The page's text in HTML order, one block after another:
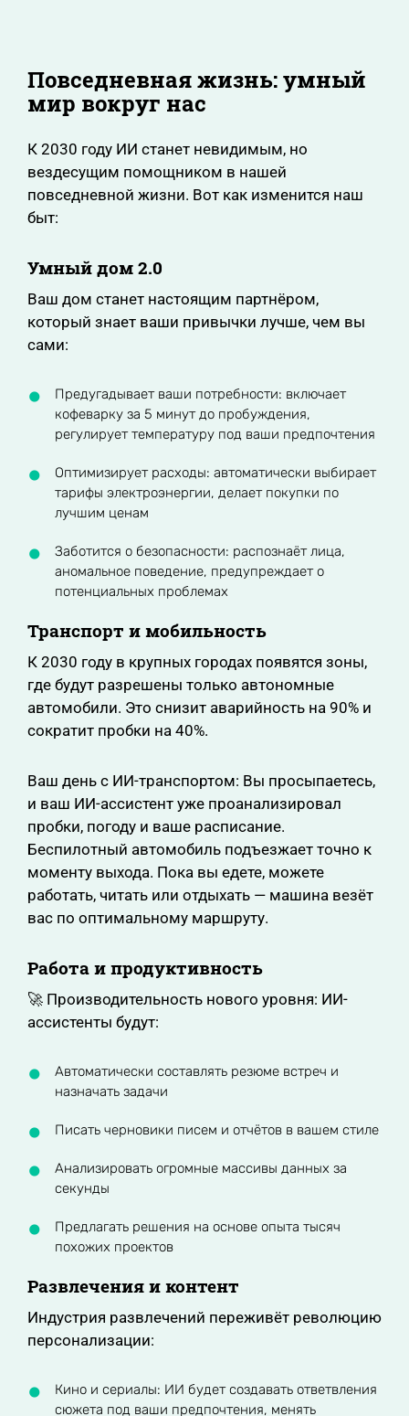
Повседневная жизнь: умный
мир вокруг нас
К 2030 году ИИ станет невидимым, но
вездесущим помощником в нашей
повседневной жизни. Вот как изменится наш
быт:
Умный дом 2.0
Ваш дом станет настоящим партнёром,
который знает ваши привычки лучше, чем вы
сами:
Предугадывает ваши потребности: включает
кофеварку за 5 минут до пробуждения,
регулирует температуру под ваши предпочтения
Оптимизирует расходы: автоматически выбирает
тарифы электроэнергии, делает покупки по
лучшим ценам
Заботится о безопасности: распознаёт лица,
аномальное поведение, предупреждает о
потенциальных проблемах
Транспорт и мобильность
К 2030 году в крупных городах появятся зоны,
где будут разрешены только автономные
автомобили. Это снизит аварийность на 90% и
сократит пробки на 40%.
Ваш день с ИИ-транспортом: Вы просыпаетесь,
и ваш ИИ-ассистент уже проанализировал
пробки, погоду и ваше расписание.
Беспилотный автомобиль подъезжает точно к
моменту выхода. Пока вы едете, можете
работать, читать или отдыхать — машина везёт
вас по оптимальному маршруту.
Работа и продуктивность
🚀 Производительность нового уровня: ИИ-
ассистенты будут:
Автоматически составлять резюме встреч и
назначать задачи
Писать черновики писем и отчётов в вашем стиле
Анализировать огромные массивы данных за
секунды
Предлагать решения на основе опыта тысяч
похожих проектов
Развлечения и контент
Индустрия развлечений переживёт революцию
персонализации:
Кино и сериалы: ИИ будет создавать ответвления
сюжета под ваши предпочтения, менять